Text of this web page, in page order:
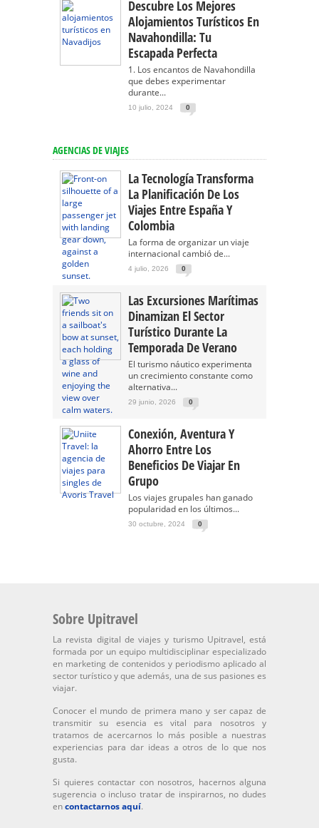
Descubre Los Mejores
Alojamientos Turísticos En
Navahondilla: Tu
Escapada Perfecta
1. Los encantos de Navahondilla
que debes experimentar
durante...
10 julio, 2024 0
AGENCIAS DE VIAJES
La Tecnología Transforma
La Planificación De Los
Viajes Entre España Y
Colombia
La forma de organizar un viaje
internacional cambió de...
4 julio, 2026 0
Las Excursiones Marítimas
Dinamizan El Sector
Turístico Durante La
Temporada De Verano
El turismo náutico experimenta
un crecimiento constante como
alternativa...
29 junio, 2026 0
Conexión, Aventura Y
Ahorro Entre Los
Beneficios De Viajar En
Grupo
Los viajes grupales han ganado
popularidad en los últimos...
30 octubre, 2024 0
Sobre Upitravel
La revista digital de viajes y turismo Upitravel, está
formada por un equipo multidisciplinar especializado
en marketing de contenidos y periodismo aplicado al
sector turístico y que además, una de sus pasiones es
viajar.
Conocer el mundo de primera mano y ser capaz de
transmitir su esencia es vital para nosotros y
tratamos de acercarnos lo más posible a nuestras
experiencias para dar ideas a otros de lo que nos
gusta.
Si quieres contactar con nosotros, hacernos alguna
sugerencia o incluso tratar de inspirarnos, no dudes
encontactarnos aquí.